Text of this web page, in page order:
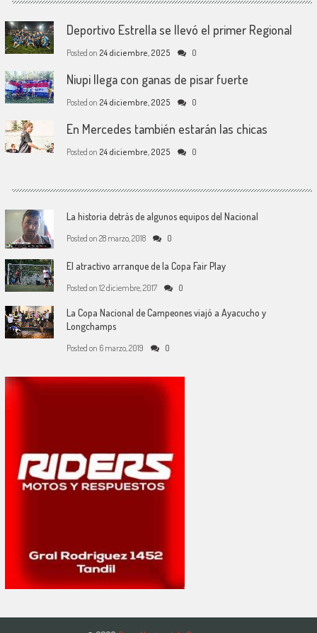
Deportivo Estrella se llevó el primer Regional
Posted on 24 diciembre, 2025 0
Niupi llega con ganas de pisar fuerte
Posted on 24 diciembre, 2025 0
En Mercedes también estarán las chicas
Posted on 24 diciembre, 2025 0
La historia detrás de algunos equipos del Nacional
Posted on 28 marzo, 2018 0
El atractivo arranque de la Copa Fair Play
Posted on 12 diciembre, 2017 0
La Copa Nacional de Campeones viajó a Ayacucho y
Longchamps
Posted on 6 marzo, 2019 0